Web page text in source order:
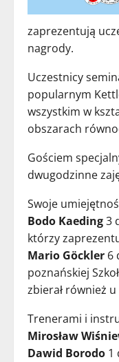
zaprezentują
nagrody.
Uczestnicy
popularnym
wszystkim w
obszarach
Gościem
dwugodzinne
Swoje
Bodo Kaeding3
którzy
Mario Göckler 6
poznańskiej
zbierał również
Trenerami i
Mirosław
Dawid Borodo 1